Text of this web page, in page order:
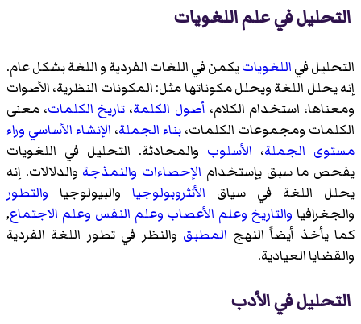
التحليل في علم اللغويات
التحليل فياللغوياتيكمن في اللغات الفردية و اللغة بشكل عام.
إنه يحلل اللغة ويحلل مكوناتها مثل: المكونات النظرية، الأصوات
ومعناها، استخدام الكلام، أصول الكلمة، تاريخ الكلمات، معنى
الكلمات ومجموعات الكلمات،بناء الجملة، الإنشاء الأساسي وراء
مستوى الجملة، الأسلوب والمحادثة. التحليل في اللغويات
يفحص ما سبق بإستخدام الإحصاءات والنمذجة والدلالات. إنه
يحلل اللغة في سياق الأنثروبولوجيا والبيولوجيا والتطور
والجغرافيا والتاريخ وعلم الأعصاب وعلم النفس وعلم الاجتماع,
كما يأخذ أيضاً النهج المطبق والنظر في تطور اللغة الفردية
والقضايا العيادية.
التحليل في الأدب